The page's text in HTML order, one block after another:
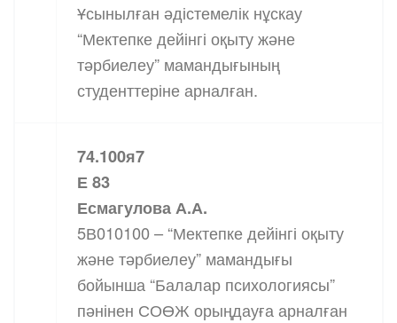
Ұсынылған әдістемелік нұскау
“Мектепке дейінгі оқыту және
тәрбиелеу” мамандығының
студенттеріне арналған.
74.100я7
Е 83
Есмагулова А.А.
5В010100 – “Мектепке дейінгі оқыту
және тәрбиелеу” мамандығы
бойынша “Балалар психологиясы”
пәнінен СОӨЖ орыңдауға арналған